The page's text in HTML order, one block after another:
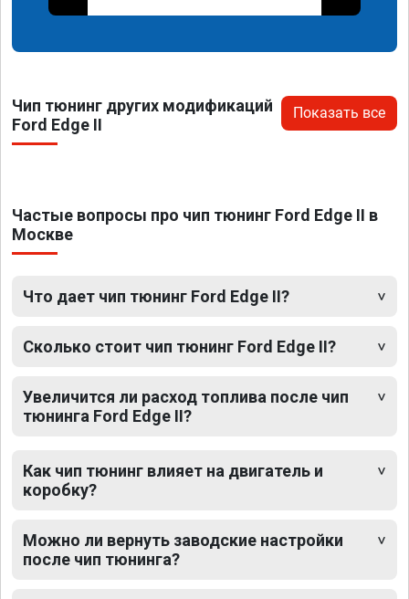
Чип тюнинг других модификаций
Ford Edge II
Показать все
Частые вопросы про чип тюнинг Ford Edge II в
Москве
Что дает чип тюнинг Ford Edge II?
Сколько стоит чип тюнинг Ford Edge II?
Увеличится ли расход топлива после чип
тюнинга Ford Edge II?
Как чип тюнинг влияет на двигатель и
коробку?
Можно ли вернуть заводские настройки
после чип тюнинга?